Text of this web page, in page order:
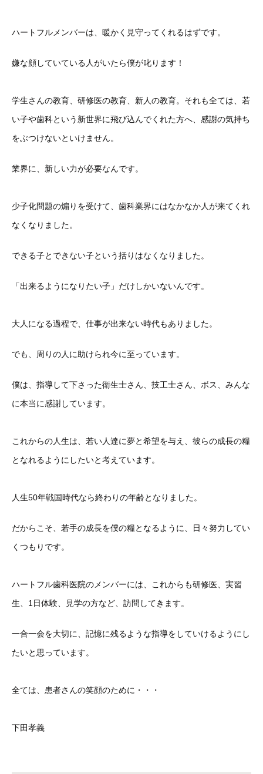
ハートフルメンバーは、暖かく見守ってくれるはずです。
嫌な顔していている人がいたら僕が叱ります！
学生さんの教育、研修医の教育、新人の教育。それも全ては、若
い子や歯科という新世界に飛び込んでくれた方へ、感謝の気持ち
をぶつけないといけません。
業界に、新しい力が必要なんです。
少子化問題の煽りを受けて、歯科業界にはなかなか人が来てくれ
なくなりました。
できる子とできない子という括りはなくなりました。
「出来るようになりたい子」だけしかいないんです。
大人になる過程で、仕事が出来ない時代もありました。
でも、周りの人に助けられ今に至っています。
僕は、指導して下さった衛生士さん、技工士さん、ボス、みんな
に本当に感謝しています。
これからの人生は、若い人達に夢と希望を与え、彼らの成長の糧
となれるようにしたいと考えています。
人生50年戦国時代なら終わりの年齢となりました。
だからこそ、若手の成長を僕の糧となるように、日々努力してい
くつもりです。
ハートフル歯科医院のメンバーには、これからも研修医、実習
生、1日体験、見学の方など、訪問してきます。
一合一会を大切に、記憶に残るような指導をしていけるようにし
たいと思っています。
全ては、患者さんの笑顔のために・・・
下田孝義